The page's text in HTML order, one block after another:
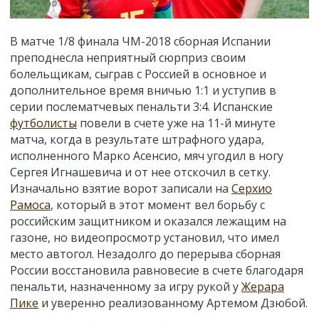
В матче 1/8 финала ЧМ-2018 сборная Испании
преподнесла неприятный сюрприз своим
болельщикам, сыграв с Россией в основное и
дополнительное время вничью 1:1 и уступив в
серии послематчевых пенальти 3:4. Испанские
футболисты повели в счете уже на 11-й минуте
матча, когда в результате штрафного удара,
исполненного Марко Асенсио, мяч угодил в ногу
Сергея Игнашевича и от нее отскочил в сетку.
Изначально взятие ворот записали на Серхио
Рамоса, который в этот момент вел борьбу с
российским защитником и оказался лежащим на
газоне, но видеопросмотр установил, что имел
место автогол. Незадолго до перерыва сборная
России восстановила равновесие в счете благодаря
пенальти, назначенному за игру рукой уЖерара
Пике и уверенно реализованному Артемом Дзюбой.